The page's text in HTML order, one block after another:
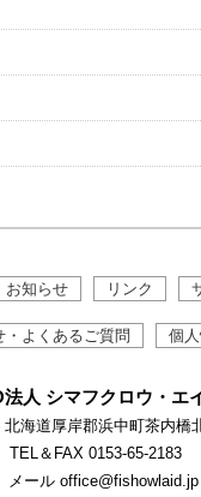
お知らせ リンク
・よくあるご質問 個
法人 シマフクロウ・エ
北海道厚岸郡浜中町茶内橋
TEL＆FAX 0153-65-2183
メール office@fishowlaid.jp